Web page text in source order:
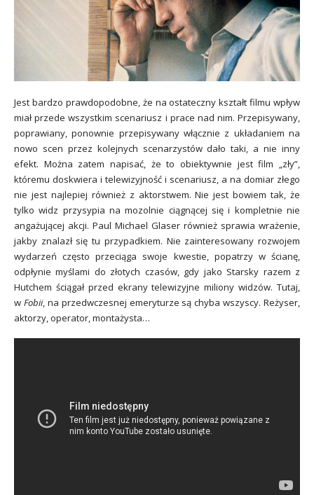
Jest bardzo prawdopodobne, że na ostateczny kształt filmu wpływ
miał przede wszystkim scenariusz i prace nad nim. Przepisywany,
poprawiany, ponownie przepisywany włącznie z układaniem na
nowo scen przez kolejnych scenarzystów dało taki, a nie inny
efekt. Można zatem napisać, że to obiektywnie jest film „zły”,
któremu doskwiera i telewizyjność i scenariusz, a na domiar złego
nie jest najlepiej również z aktorstwem. Nie jest bowiem tak, że
tylko widz przysypia na mozolnie ciągnącej się i kompletnie nie
angażującej akcji. Paul Michael Glaser również sprawia wrażenie,
jakby znalazł się tu przypadkiem. Nie zainteresowany rozwojem
wydarzeń często przeciąga swoje kwestie, popatrzy w ścianę,
odpłynie myślami do złotych czasów, gdy jako Starsky razem z
Hutchem ściągał przed ekrany telewizyjne miliony widzów. Tutaj,
w Fobii, na przedwczesnej emeryturze są chyba wszyscy. Reżyser,
aktorzy, operator, montażysta…